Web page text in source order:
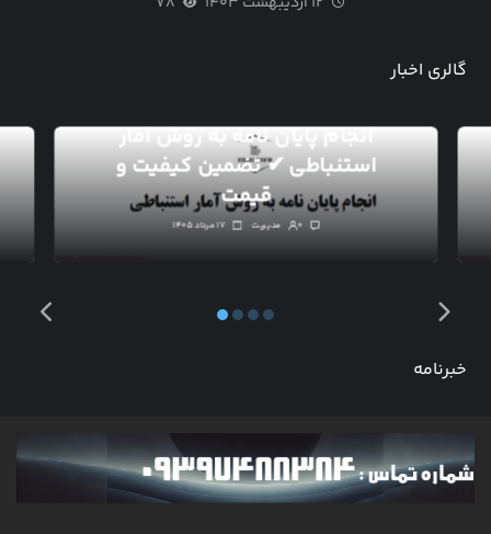
گالری اخبار
انجام پایان نامه به روش آمار
استنباطی ✔ تضمین کیفیت و
قیمت
۱۷ مرداد ۱۴۰۵ مدیریت ۰
خبرنامه
آخرین مطالب را چندین بار در ماه در ایمیل خود بخوانید. به
روز رسانی ها و اخبار برای همه دسته ها برای شما ارسال می
شود.